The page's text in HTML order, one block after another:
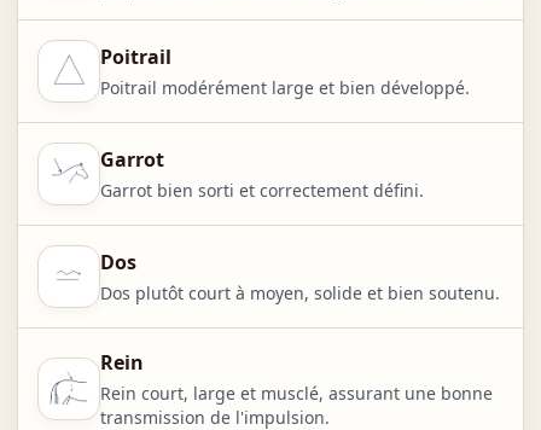
Poitrail
Poitrail modérément large et bien développé.
Garrot
Garrot bien sorti et correctement défini.
Dos
Dos plutôt court à moyen, solide et bien soutenu.
Rein
Rein court, large et musclé, assurant une bonne
transmission de l'impulsion.